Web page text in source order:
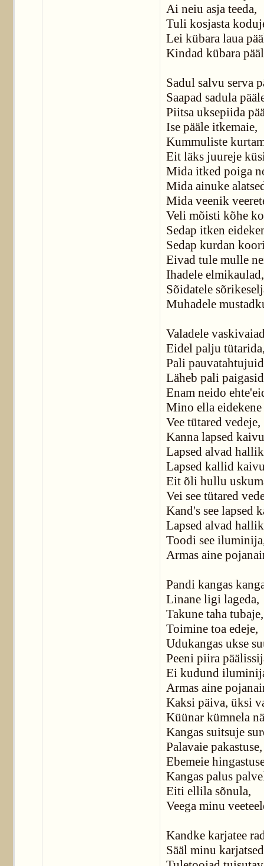
Ai neiu asja teeda,
Tuli kosjasta
Lei kübara laua
Kindad kübara
Sadul salvu serva
Saapad sadula
Piitsa uksepiida
Ise pääle itkemaie,
Kummuliste
Eit läks juureje
Mida itked poiga
Mida ainuke
Mida veenik
Veli mõisti kõhe
Sedap itken
Sedap kurdan
Eivad tule mulle
Ihadele elmikaulad,
Sõidatele
Muhadele
Valadele
Eidel palju
Pali
Läheb pali
Enam neido
Mino ella eidekene
Vee tütared vedeje,
Kanna lapsed
Lapsed alvad
Lapsed kallid
Eit õli hullu
Vei see tütared
Kand's see lapsed
Lapsed alvad
Toodi see
Armas aine
Pandi kangas
Linane ligi lageda,
Takune taha tubaje,
Toimine toa edeje,
Udukangas ukse
Peeni piira
Ei kudund
Armas aine
Kaksi päiva, üksi
Küünar kümnela
Kangas suitsuje
Palavaie pakastuse,
Ebemeie
Kangas palus
Eiti ellila sõnula,
Veega minu
Kandke karjatee
Sääl minu